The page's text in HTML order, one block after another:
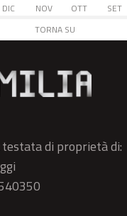
DIC NOV OTT
SET
TORNA SU
di proprietà di: